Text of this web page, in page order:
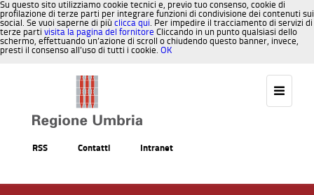
Su questo sito utilizziamo cookie tecnici e, previo tuo consenso, cookie di
profilazione di terze parti per integrare funzioni di condivisione dei contenuti sui
social. Se vuoi saperne di più clicca qui. Per impedire il tracciamento di servizi di
terze parti visita la pagina del fornitore Cliccando in un punto qualsiasi dello
schermo, effettuando un’azione di scroll o chiudendo questo banner, invece,
presti il consenso all’uso di tutti i cookie. OK
RSS Contatti Intranet